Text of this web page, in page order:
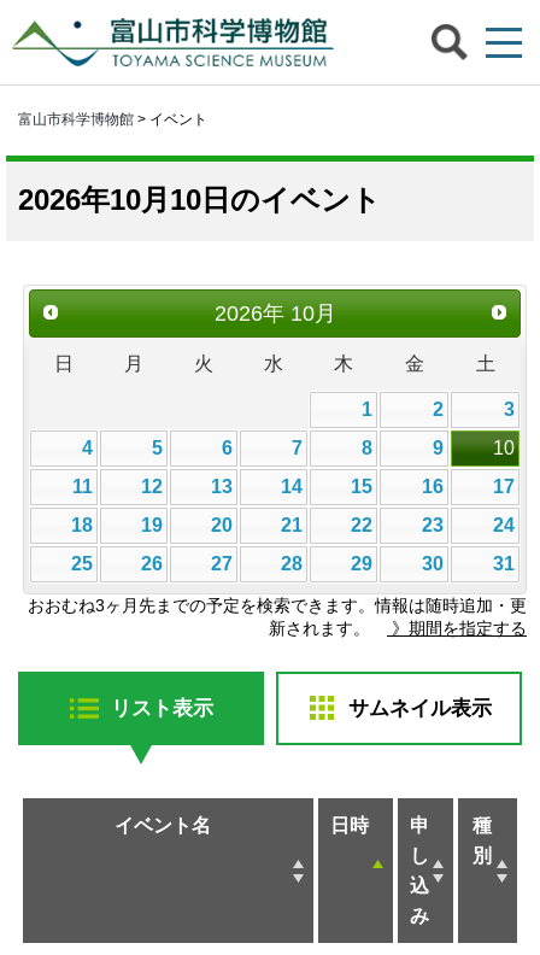
富山市科学博物館 > イベント
2026年10月10日のイベント
2026年10月
日 月 火 水 木 金 土
1 2
3
4
5 6 7 8 9
10
11
12 13 14 15 16
17
18
19 20 21 22 23
24
25
26 27 28 29 30 31
おおむね3ヶ月先までの予定を検索できます。情報は随時追加・更
新されます。
》期間を指定する
リスト表示 サムネイル表示
イベント名 日時
申
し
込
み
種
別